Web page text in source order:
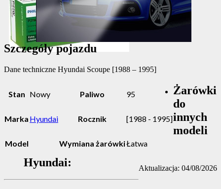
Szczegóły pojazdu
Dane techniczne Hyundai Scoupe [1988 – 1995]
Stan Nowy
Marka Hyundai
Model
Paliwo 95
Rocznik [1988 - 1995]
Wymiana żarówkiŁatwa
Aktualizacja: 04/08/2026
Żarówki
do
innych
modeli
Hyundai: